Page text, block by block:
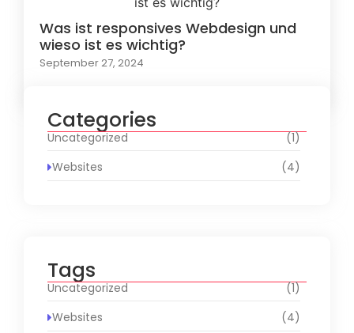
Was ist responsives Webdesign und
wieso ist es wichtig?
September 27, 2024
Categories
Uncategorized
(1)
Websites
(4)
Tags
Uncategorized
(1)
Websites
(4)